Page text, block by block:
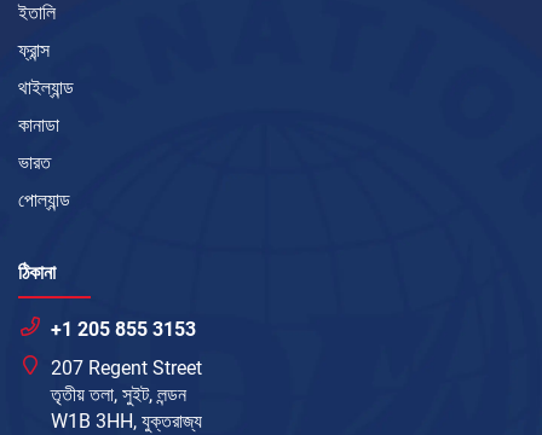
ইতালি
ফ্রান্স
থাইল্যান্ড
কানাডা
ভারত
পোল্যান্ড
ঠিকানা
+1 205 855 3153
207 Regent Street
তৃতীয় তলা, সুইট, লন্ডন
W1B 3HH, যুক্তরাজ্য